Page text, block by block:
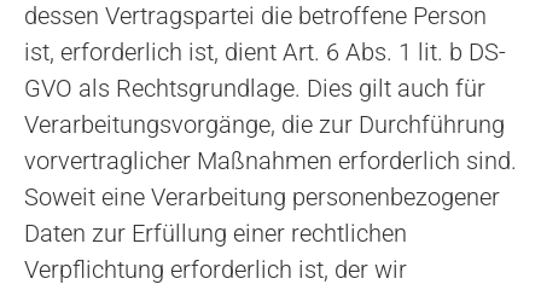
dessen Vertragspartei die betroffene Person
ist, erforderlich ist, dient Art. 6 Abs. 1 lit. b DS-
GVO als Rechtsgrundlage. Dies gilt auch für
Verarbeitungsvorgänge, die zur Durchführung
vorvertraglicher Maßnahmen erforderlich sind.
Soweit eine Verarbeitung personenbezogener
Daten zur Erfüllung einer rechtlichen
Verpflichtung erforderlich ist, der wir